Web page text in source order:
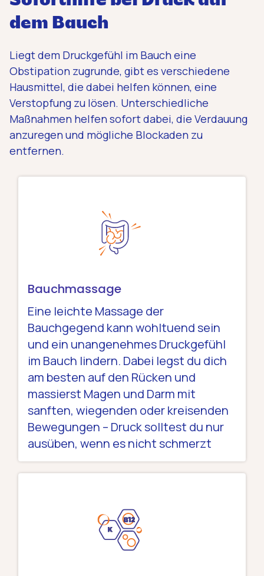
dem Bauch
Liegt dem Druckgefühl im Bauch eine
Obstipation zugrunde, gibt es verschiedene
Hausmittel, die dabei helfen können, eine
Verstopfung zu lösen. Unterschiedliche
Maßnahmen helfen sofort dabei, die Verdauung
anzuregen und mögliche Blockaden zu
entfernen.
Bauchmassage
Eine leichte Massage der
Bauchgegend kann wohltuend sein
und ein unangenehmes Druckgefühl
im Bauch lindern. Dabei legst du dich
am besten auf den Rücken und
massierst Magen und Darm mit
sanften, wiegenden oder kreisenden
Bewegungen – Druck solltest du nur
ausüben, wenn es nicht schmerzt